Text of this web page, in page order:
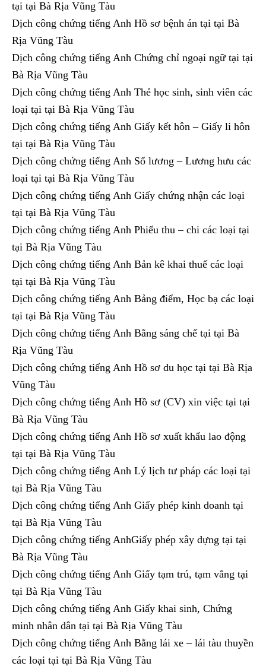
tại tại Bà Rịa Vũng Tàu
Dịch công chứng tiếng Anh Hồ sơ bệnh án tại tại Bà
Rịa Vũng Tàu
Dịch công chứng tiếng Anh Chứng chỉ ngoại ngữ tại tại
Bà Rịa Vũng Tàu
Dịch công chứng tiếng Anh Thẻ học sinh, sinh viên các
loại tại tại Bà Rịa Vũng Tàu
Dịch công chứng tiếng Anh Giấy kết hôn – Giấy li hôn
tại tại Bà Rịa Vũng Tàu
Dịch công chứng tiếng Anh Sổ lương – Lương hưu các
loại tại tại Bà Rịa Vũng Tàu
Dịch công chứng tiếng Anh Giấy chứng nhận các loại
tại tại Bà Rịa Vũng Tàu
Dịch công chứng tiếng Anh Phiếu thu – chi các loại tại
tại Bà Rịa Vũng Tàu
Dịch công chứng tiếng Anh Bản kê khai thuế các loại
tại tại Bà Rịa Vũng Tàu
Dịch công chứng tiếng Anh Bảng điểm, Học bạ các loại
tại tại Bà Rịa Vũng Tàu
Dịch công chứng tiếng Anh Bằng sáng chế tại tại Bà
Rịa Vũng Tàu
Dịch công chứng tiếng Anh Hồ sơ du học tại tại Bà Rịa
Vũng Tàu
Dịch công chứng tiếng Anh Hồ sơ (CV) xin việc tại tại
Bà Rịa Vũng Tàu
Dịch công chứng tiếng Anh Hồ sơ xuất khẩu lao động
tại tại Bà Rịa Vũng Tàu
Dịch công chứng tiếng Anh Lý lịch tư pháp các loại tại
tại Bà Rịa Vũng Tàu
Dịch công chứng tiếng Anh Giấy phép kinh doanh tại
tại Bà Rịa Vũng Tàu
Dịch công chứng tiếng AnhGiấy phép xây dựng tại tại
Bà Rịa Vũng Tàu
Dịch công chứng tiếng Anh Giấy tạm trú, tạm vắng tại
tại Bà Rịa Vũng Tàu
Dịch công chứng tiếng Anh Giấy khai sinh, Chứng
minh nhân dân tại tại Bà Rịa Vũng Tàu
Dịch công chứng tiếng Anh Bằng lái xe – lái tàu thuyền
các loại tại tại Bà Rịa Vũng Tàu